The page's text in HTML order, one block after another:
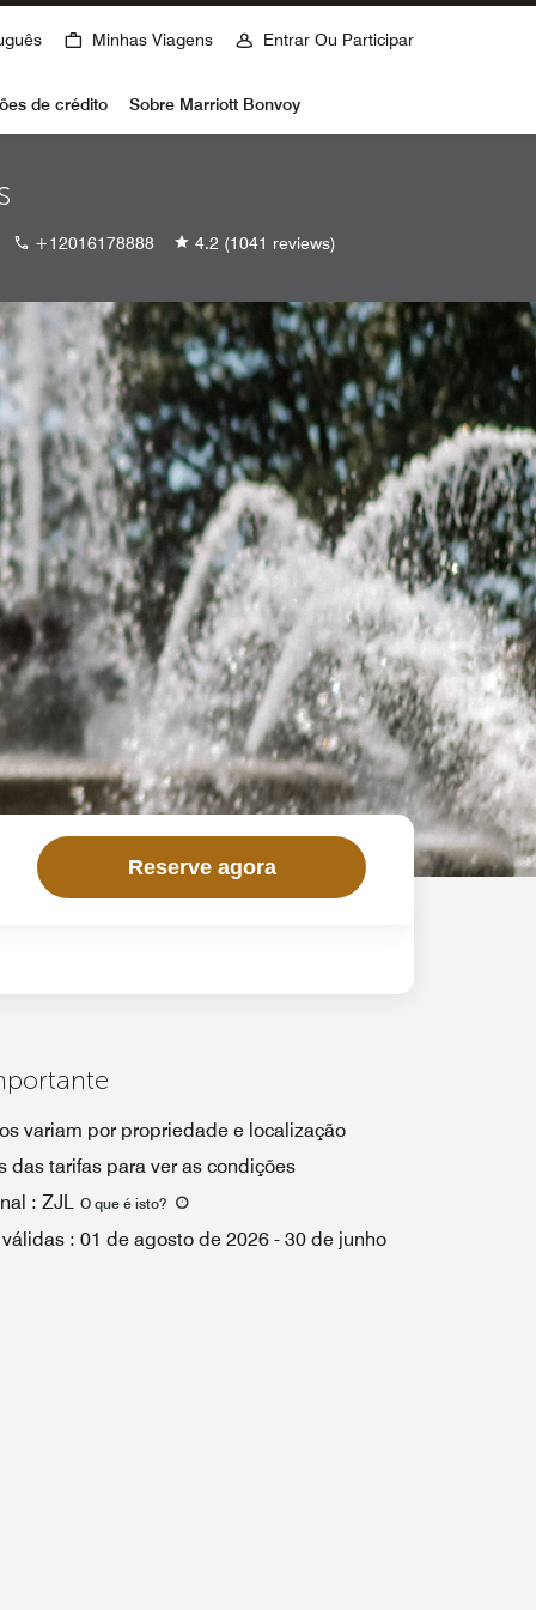
Minhas Viagens Entrar Ou Participar
de crédito Sobre Marriott Bonvoy
+12016178888 4.2 (1041 reviews)
Reserve agora
variam por propriedade e localização
das tarifas para ver as condições
: ZJL O que é isto?
: 01 de agosto de 2026 - 30 de junho